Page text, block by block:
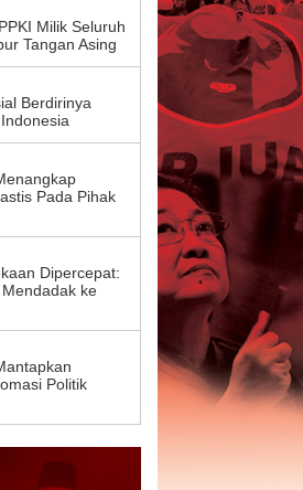
Milik Seluruh
Tangan Asing
Berdirinya
Pada Pihak
Dipercepat:
ke
Politik